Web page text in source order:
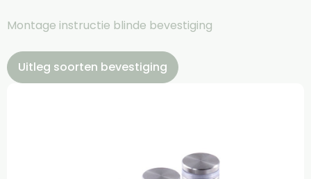
Montage instructie blinde bevestiging
Uitleg soorten bevestiging